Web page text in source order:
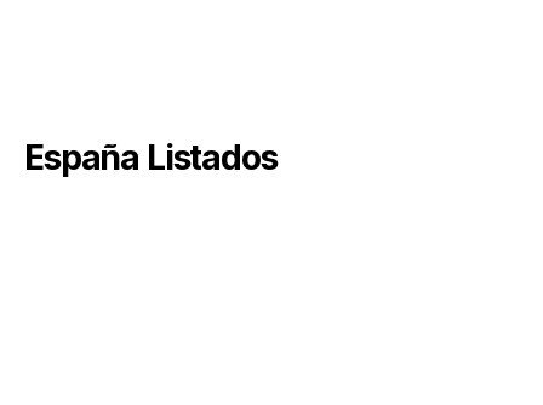
España Listados